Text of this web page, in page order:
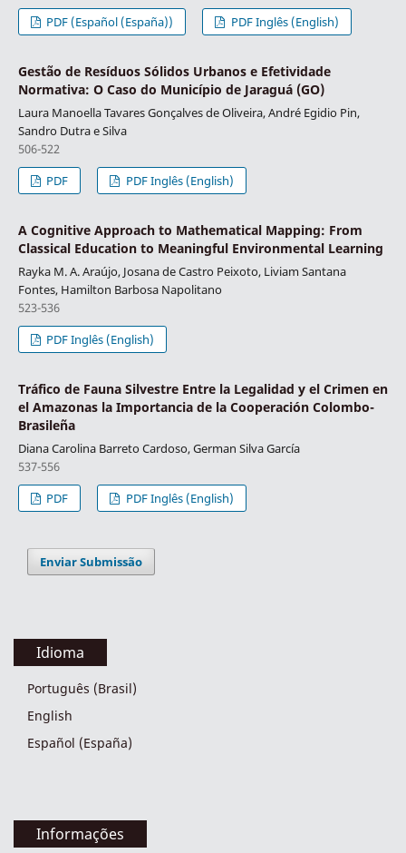
PDF (Español (España))
PDF Inglês (English)
Gestão de Resíduos Sólidos Urbanos e Efetividade
Normativa: O Caso do Município de Jaraguá (GO)
Laura Manoella Tavares Gonçalves de Oliveira, André Egidio Pin,
Sandro Dutra e Silva
506-522
PDF
PDF Inglês (English)
A Cognitive Approach to Mathematical Mapping: From
Classical Education to Meaningful Environmental Learning
Rayka M. A. Araújo, Josana de Castro Peixoto, Liviam Santana
Fontes, Hamilton Barbosa Napolitano
523-536
PDF Inglês (English)
Tráfico de Fauna Silvestre Entre la Legalidad y el Crimen en
el Amazonas la Importancia de la Cooperación Colombo-
Brasileña
Diana Carolina Barreto Cardoso, German Silva García
537-556
PDF
PDF Inglês (English)
Enviar Submissão
Idioma
Português (Brasil)
English
Español (España)
Informações